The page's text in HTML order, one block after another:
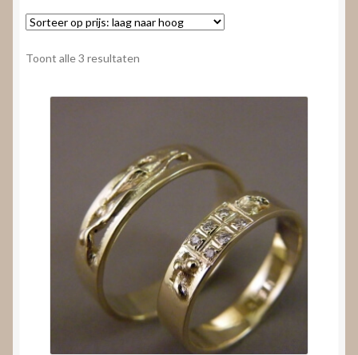
Video’s
Toont alle 3 resultaten